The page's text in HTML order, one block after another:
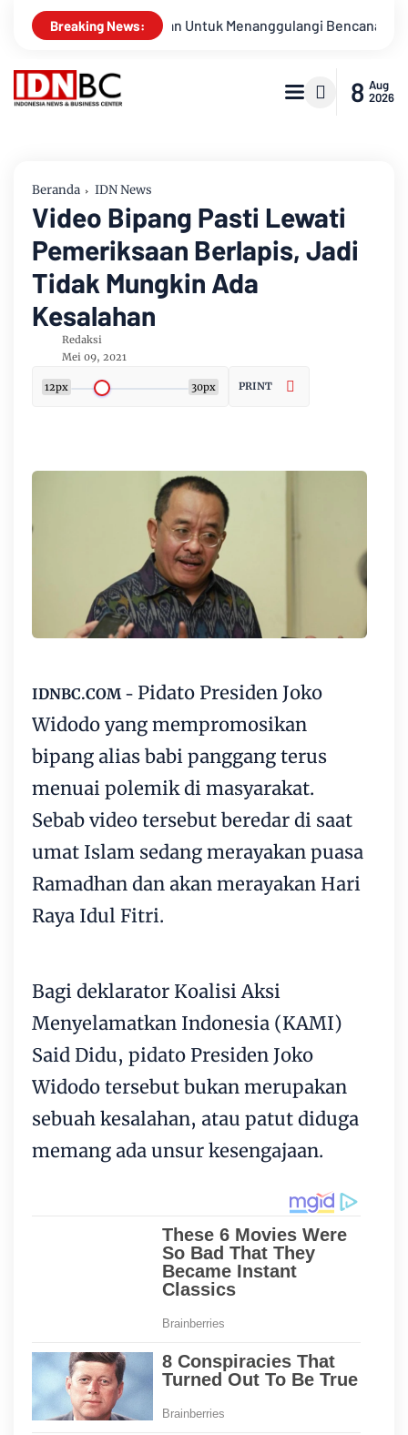
Breaking News:
Untuk Menanggulangi Bencana Alam Kabupaten
8 Aug
2026
Beranda IDN News
Video Bipang Pasti Lewati
Pemeriksaan Berlapis, Jadi
Tidak Mungkin Ada
Kesalahan
Redaksi
Mei 09, 2021
12px 30px PRINT
IDNBC.COM - Pidato Presiden Joko
Widodo yang mempromosikan
bipang alias babi panggang terus
menuai polemik di masyarakat.
Sebab video tersebut beredar di saat
umat Islam sedang merayakan puasa
Ramadhan dan akan merayakan Hari
Raya Idul Fitri.
Bagi deklarator Koalisi Aksi
Menyelamatkan Indonesia (KAMI)
Said Didu, pidato Presiden Joko
Widodo tersebut bukan merupakan
sebuah kesalahan, atau patut diduga
memang ada unsur kesengajaan.